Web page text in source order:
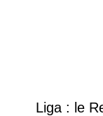
Liga : le